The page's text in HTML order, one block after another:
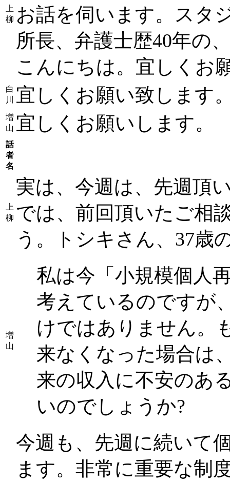
上
柳 お話を伺います。スタ
所長、弁護士歴40年の
こんにちは。宜しくお
白
川
宜しくお願い致します
増
山 宜しくお願いします。
話
者
名
上
柳
実は、今週は、先週頂
では、前回頂いたご相
う。トシキさん、37歳
増
山
私は今「小規模個人
考えているのですが
けではありません。
来なくなった場合は
来の収入に不安のあ
いのでしょうか?
今週も、先週に続いて
ます。非常に重要な制